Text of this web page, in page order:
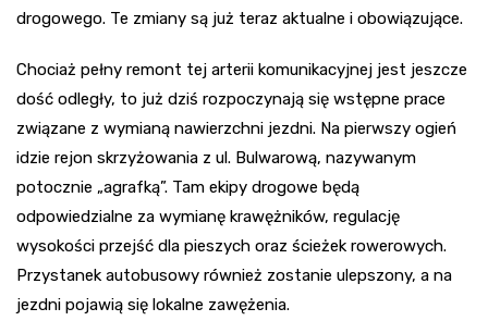
drogowego. Te zmiany są już teraz aktualne i obowiązujące.
Chociaż pełny remont tej arterii komunikacyjnej jest jeszcze
dość odległy, to już dziś rozpoczynają się wstępne prace
związane z wymianą nawierzchni jezdni. Na pierwszy ogień
idzie rejon skrzyżowania z ul. Bulwarową, nazywanym
potocznie „agrafką”. Tam ekipy drogowe będą
odpowiedzialne za wymianę krawężników, regulację
wysokości przejść dla pieszych oraz ścieżek rowerowych.
Przystanek autobusowy również zostanie ulepszony, a na
jezdni pojawią się lokalne zawężenia.